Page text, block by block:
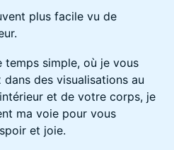
plus facile vu de
simple, où je vous
des visualisations au
et de votre corps, je
ma voie pour vous
et joie.